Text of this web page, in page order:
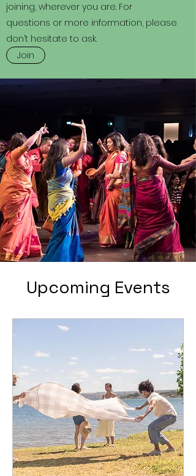
joining, wherever you are. For
questions or more information, please
don’t hesitate to ask.
Join
Upcoming Events